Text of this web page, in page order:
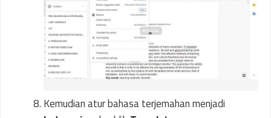
Kemudian atur bahasa terjemahan menjadi